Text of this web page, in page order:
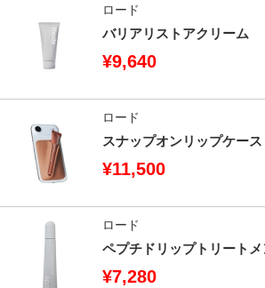
ロード
バリアリストアクリーム
¥9,640
ロード
スナップオンリップケース
¥11,500
ロード
ペプチドリップトリートメ
¥7,280